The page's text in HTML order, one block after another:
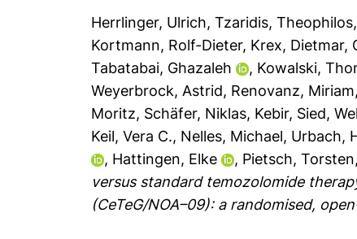
Herrlinger, Ulrich,Tzaridis, Theophilos,
Kortmann, Rolf-Dieter, Krex, Dietmar,
Tabatabai, Ghazaleh
, Kowalski,
Weyerbrock, Astrid, Renovanz, Miriam,
Moritz, Schäfer, Niklas, Kebir, Sied,
Keil, Vera C., Nelles, Michael, Urbach,
, Hattingen, Elke , Pietsch, Torsten,
versus standard temozolomide
(CeTeG/NOA–09): a randomised,